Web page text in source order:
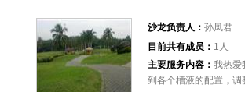
沙龙负责人： 孙凤君
目前共有成员： 1人
主要服务内容： 我热爱
到各个槽液的配置，